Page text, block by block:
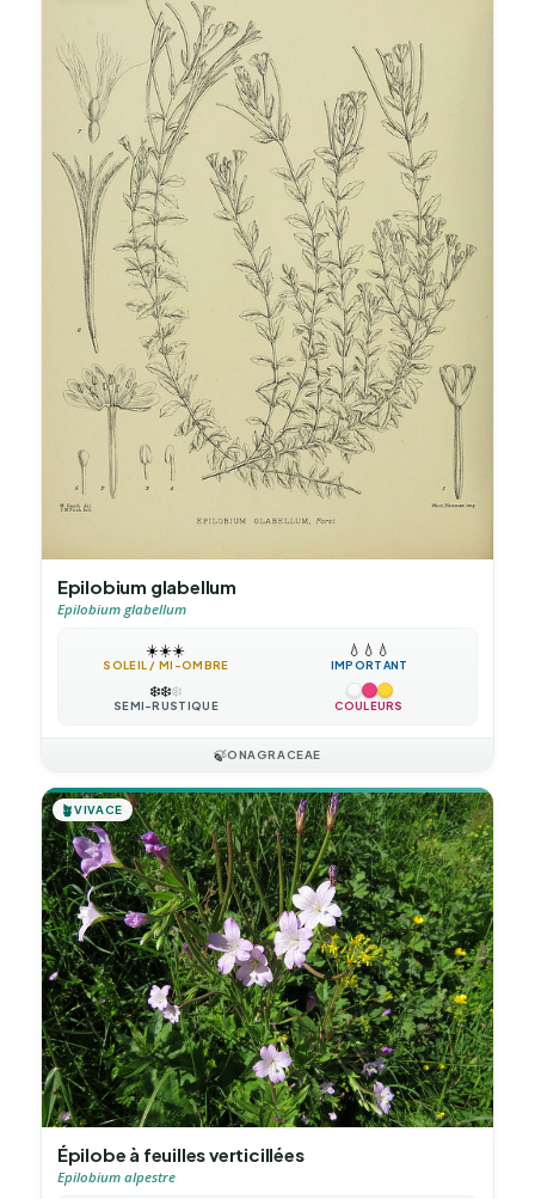
Epilobium glabellum
Epilobium glabellum
☀️☀️☀️
SOLEIL / MI-OMBRE
💧 💧 💧
IMPORTANT
❄️❄️❄️
SEMI-RUSTIQUE COULEURS
🍃ONAGRACEAE
🪴VIVACE
Épilobe à feuilles verticillées
Epilobium alpestre